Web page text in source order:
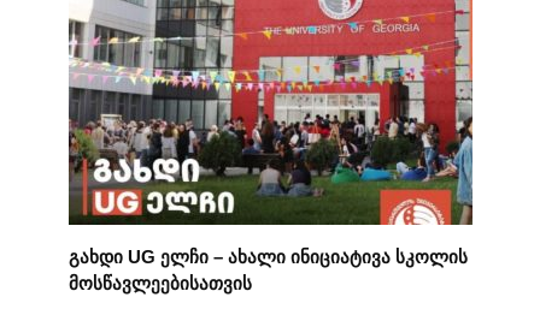
გახდი UG ელჩი – ახალი ინიციატივა სკოლის
მოსწავლეებისათვის